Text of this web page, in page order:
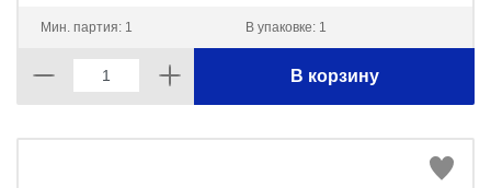
Мин. партия: 1 В упаковке: 1
В корзину